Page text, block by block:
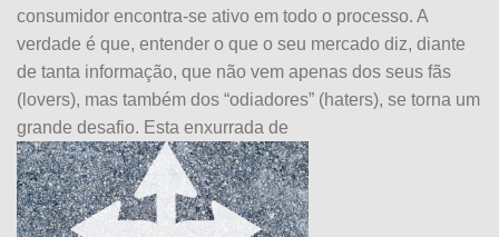
consumidor encontra-se ativo em todo o processo. A
verdade é que, entender o que o seu mercado diz, diante
de tanta informação, que não vem apenas dos seus fãs
(lovers), mas também dos “odiadores” (haters), se torna um
grande desafio. Esta enxurrada de